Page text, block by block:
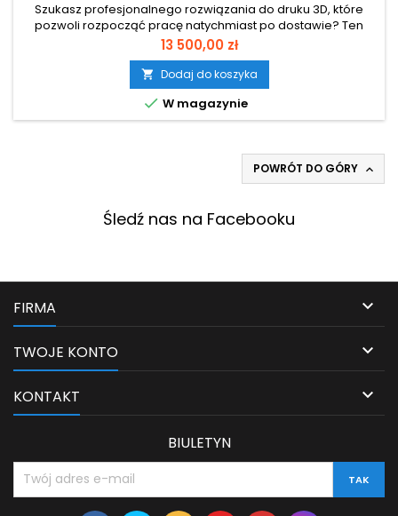
SZKOLENIE
Szukasz profesjonalnego rozwiązania do druku 3D, które
pozwoli rozpocząć pracę natychmiast po dostawie? Ten
zestaw został przygotowany z myślą o szkołach, uczelniach,
pracowniach STEAM, firmach projektowych oraz wszystkich
użytkownikach oczekujących najwyższej jakości i pełnego
wsparcia.
Cena
13 500,00 zł
 Dodaj do koszyka
 W magazynie
POWRÓT DO GÓRY 
Śledź nas na Facebooku
FIRMA 
TWOJE KONTO 
KONTAKT 
BIULETYN